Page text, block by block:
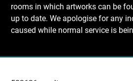
rooms in which artworks can be
up to date. We apologise for any
caused while normal service is
Recherche